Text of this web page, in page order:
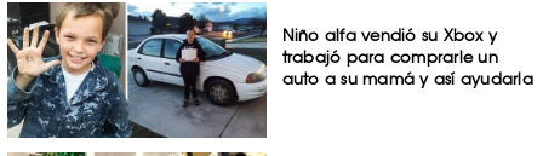
Niño alfa vendió su Xbox y
trabajó para comprarle un
auto a su mamá y así ayudarla